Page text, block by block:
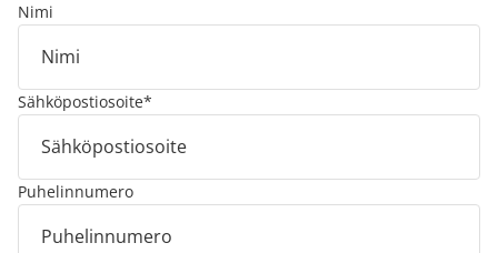
Nimi
Sähköpostiosoite*
Puhelinnumero